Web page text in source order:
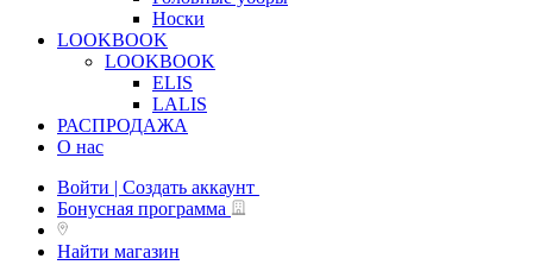
Носки
LOOKBOOK
LOOKBOOK
ELIS
LALIS
РАСПРОДАЖА
О нас
Войти | Создать аккаунт
Бонусная программа
Найти магазин